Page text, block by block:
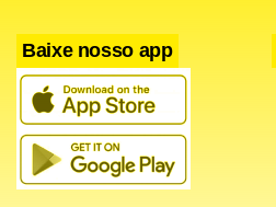
Baixe nosso app